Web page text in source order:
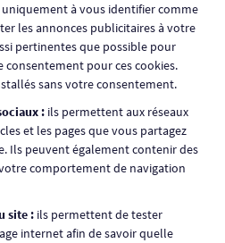
à vous identifier comme
les annonces publicitaires à votre
pertinentes que possible pour
pour ces cookies.
sans votre consentement.
: ils permettent aux réseaux
et les pages que vous partagez
Ils peuvent également contenir des
comportement de navigation
site : ils permettent de tester
internet afin de savoir quelle